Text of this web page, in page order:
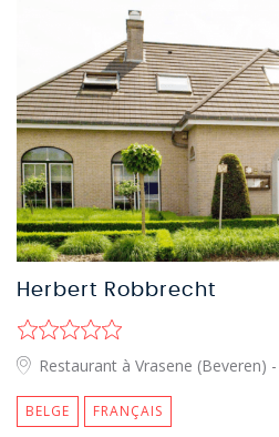
Herbert Robbrecht
Restaurant à Vrasene (Beveren)
BELGE FRANÇAIS